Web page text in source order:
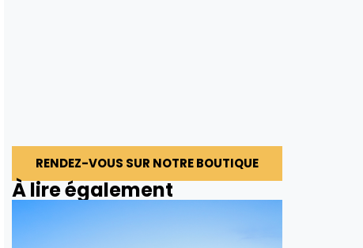
RENDEZ-VOUS SUR NOTRE BOUTIQUE
À lire également